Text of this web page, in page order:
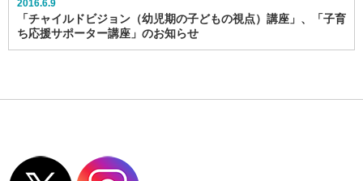
2016.6.9
「チャイルドビジョン（幼児期の子どもの視点）講座」、「子育
ち応援サポーター講座」のお知らせ